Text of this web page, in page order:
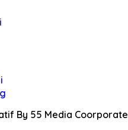
By 55 Media Coorporate